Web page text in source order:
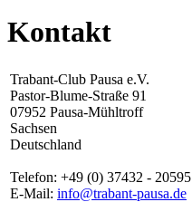
Kontakt
Trabant-Club Pausa e.V.
Pastor-Blume-Straße 91
07952 Pausa-Mühltroff
Sachsen
Deutschland
Telefon: +49 (0) 37432 - 20595
E-Mail: info@trabant-pausa.de